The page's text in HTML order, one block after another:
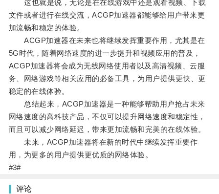
这也就是说，无论是在在线游戏中还是观看视频、下载
文件或者进行在线交流，ACGP加速器都能够给用户带来更
加流畅和稳定的体验。
ACGP加速器在未来也将继续发挥重要作用，尤其是在
5G时代，随着网络速度的进一步提升和视频应用的普及，
ACGP加速器将会成为无线网络使用者以及高清视频、云服
务、网络游戏等相关应用的必备工具，为用户提供更快、更
稳定的在线体验。
总结起来，ACGP加速器是一种能够帮助用户抢占未来
网络速度的高科技产品，不仅可以提升网络速度和稳定性，
而且可以减少网络延迟，带来更加流畅和完美的在线体验。
未来，ACGP加速器将在新的时代中继续发挥重要作
用，为更多的用户提供更优质的网络体验。
#3#
评论